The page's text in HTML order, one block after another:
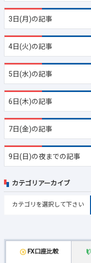
3日(月)の記事
4日(火)の記事
5日(水)の記事
6日(木)の記事
7日(金)の記事
9日(日)の夜までの記事
FX口座比較
カテゴリアーカイブ